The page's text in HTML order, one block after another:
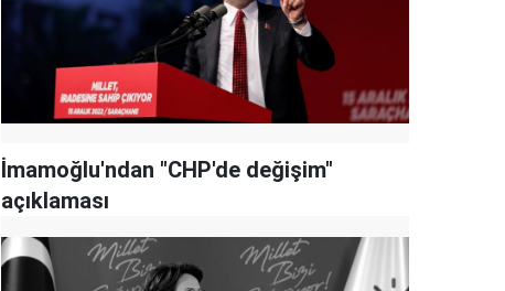
İmamoğlu'ndan "CHP'de değişim"
açıklaması